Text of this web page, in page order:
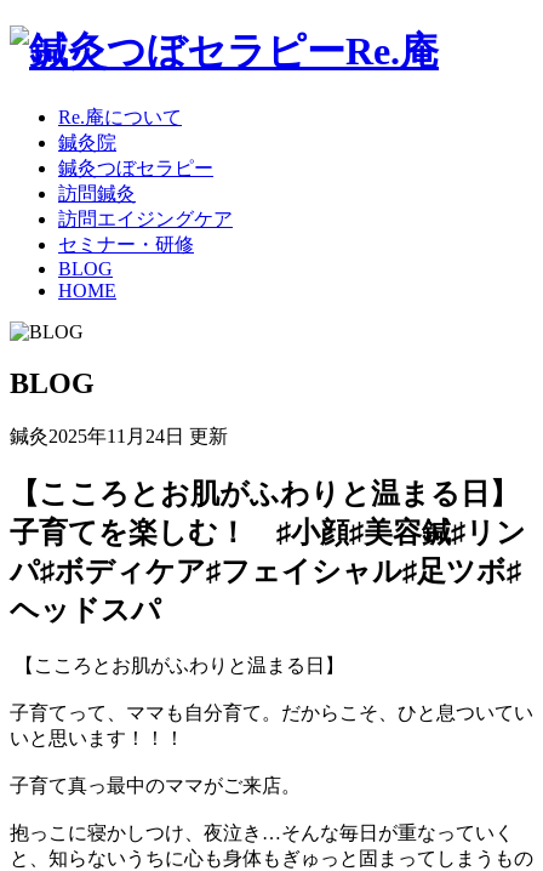
Re.庵について
鍼灸院
鍼灸つぼセラピー
訪問鍼灸
訪問エイジングケア
セミナー・研修
BLOG
HOME
BLOG
鍼灸2025年11月24日 更新
【こころとお肌がふわりと温まる日】
子育てを楽しむ！ ♯小顔♯美容鍼♯リン
パ♯ボディケア♯フェイシャル♯足ツボ♯
ヘッドスパ
【こころとお肌がふわりと温まる日】
子育てって、ママも自分育て。だからこそ、ひと息ついてい
いと思います！！！
子育て真っ最中のママがご来店。
抱っこに寝かしつけ、夜泣き…そんな毎日が重なっていく
と、知らないうちに心も身体もぎゅっと固まってしまうもの